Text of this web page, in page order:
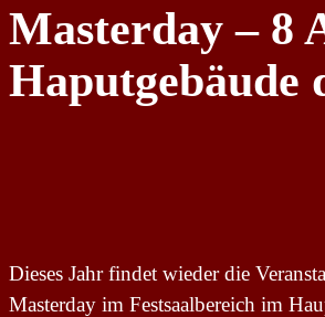
Masterday – 8
Haputgebäude
Dieses Jahr findet wieder die
Masterday im Festsaalbereich im